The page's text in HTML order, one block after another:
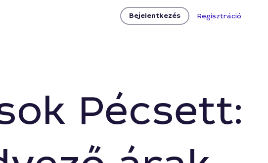
Bejelentkezés Regisztráció
Pécsett: